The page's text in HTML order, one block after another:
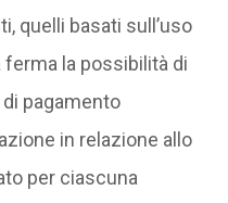
quelli basati sull’uso
la possibilità di
pagamento
in relazione allo
per ciascuna